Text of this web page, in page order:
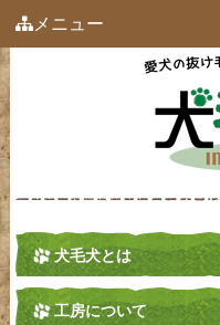
メニュー
犬毛犬とは
工房について